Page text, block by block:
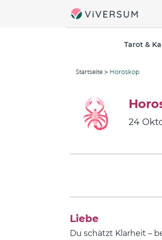
Tarot &
Startseite Horoskop
24
Liebe
Du schätzt Klarheit –